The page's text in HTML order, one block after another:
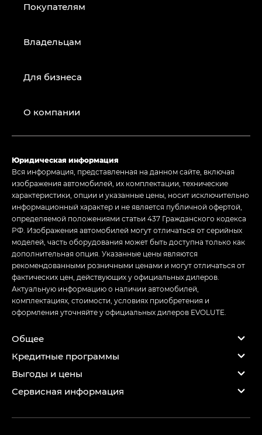
Покупателям
Владельцам
Для бизнеса
О компании
Юридическая информация
Вся информация, представленная на данном сайте, включая
изображения автомобилей, их комплектации, технические
характеристики, опции и указанные цены, носит исключительно
информационный характер и не является публичной офертой,
определяемой положениями статьи 437 Гражданского кодекса
РФ. Изображения автомобилей могут отличаться от серийных
моделей, часть оборудования может быть доступна только как
дополнительная опция. Указанные цены являются
рекомендованными розничными ценами и могут отличаться от
фактических цен, действующих у официальных дилеров.
Актуальную информацию о наличии автомобилей,
комплектациях, стоимости, условиях приобретения и
оформления уточняйте у официальных дилеров EVOLUTE.
Общее
Кредитные программы
Выгоды и цены
Сервисная информация